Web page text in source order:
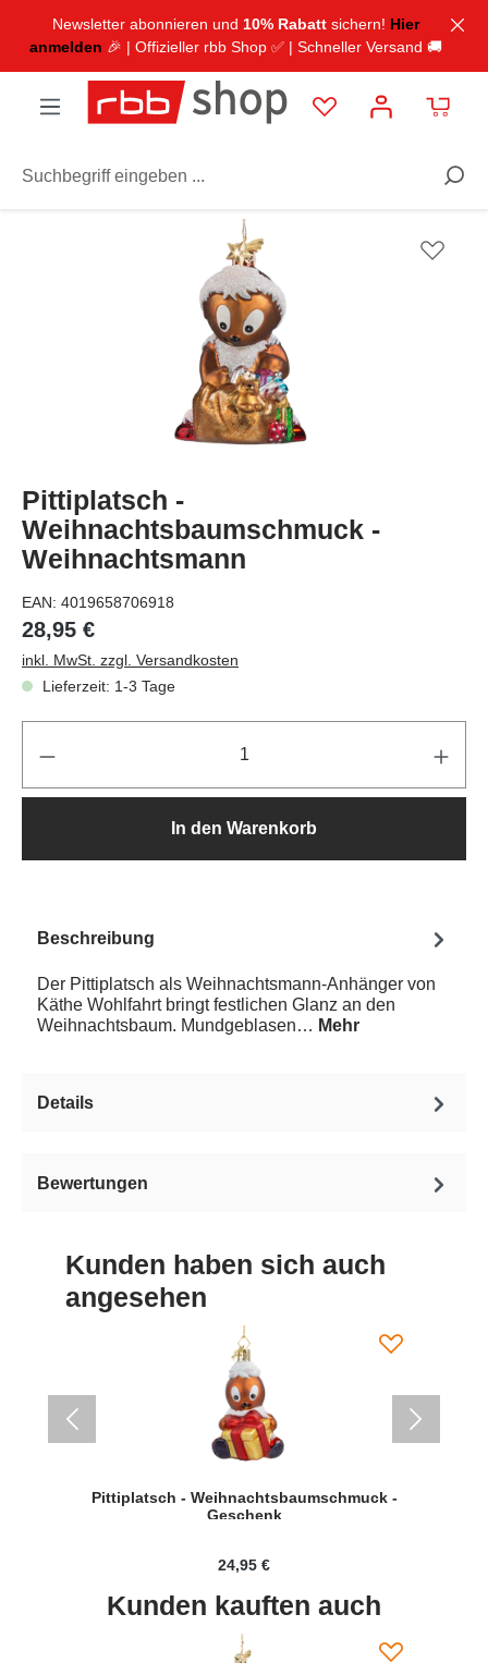
springen
Newsletter abonnieren und 10% Rabattsichern! Hier
anmelden 🎉 | Offizieller rbb Shop ✅ | Schneller Versand 🚚
Ausstattung Dekoration
Pittiplatsch -
Weihnachtsbaumschmuck -
Weihnachtsmann
EAN: 4019658706918
28,95 €
inkl. MwSt. zzgl. Versandkosten
Lieferzeit: 1-3 Tage
In den Warenkorb
Beschreibung
Der Pittiplatsch als Weihnachtsmann-Anhänger von
Käthe Wohlfahrt bringt festlichen Glanz an den
Weihnachtsbaum. Mundgeblasen… Mehr
Details
Bewertungen
Kunden haben sich auch
angesehen
Pittiplatsch - Weihnachtsbaumschmuck -
Geschenk
24,95 €
Kunden kauften auch